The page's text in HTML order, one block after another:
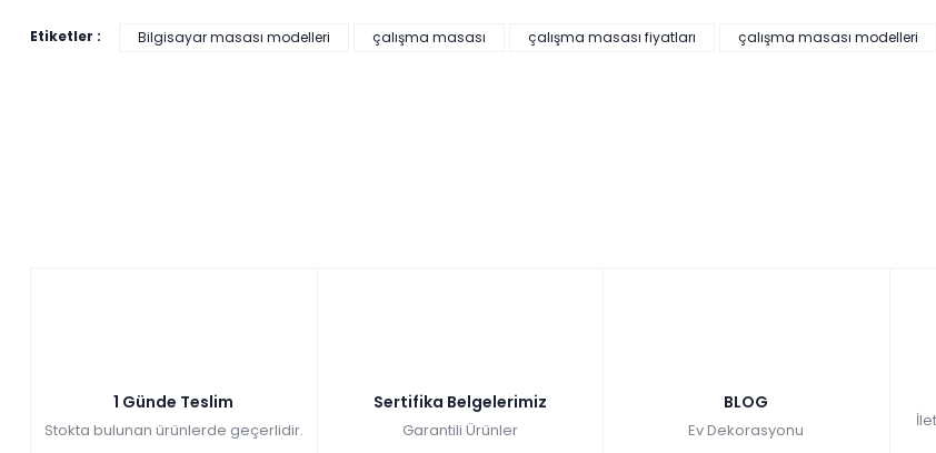
Etiketler : Bilgisayar masası modelleri çalışma masası çalışma masası fiyatları çalışma masası modelleri
1 Günde Teslim
Stokta bulunan ürünlerde geçerlidir.
Sertifika Belgelerimiz
Garantili Ürünler
BLOG
Ev Dekorasyonu